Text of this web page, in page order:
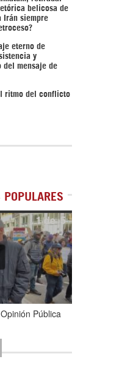
belicosa de
Irán siempre
eterno de
y
del mensaje de
ritmo del conflicto
POPULARES
1de5
Pública